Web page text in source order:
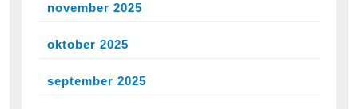
november 2025
oktober 2025
september 2025